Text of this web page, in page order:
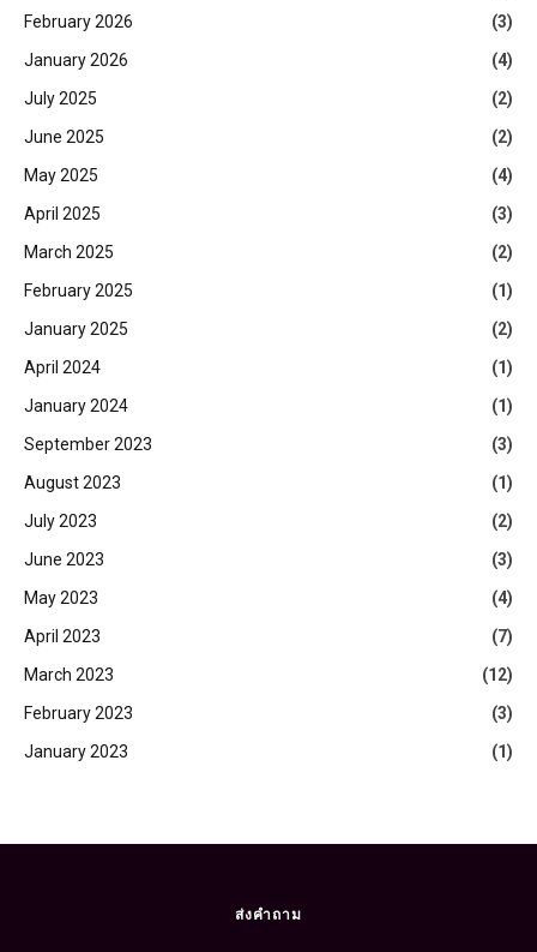
February 2026
(3)
January 2026
(4)
July 2025
(2)
June 2025
(2)
May 2025
(4)
April 2025
(3)
March 2025
(2)
February 2025
(1)
January 2025
(2)
April 2024
(1)
January 2024
(1)
September 2023
(3)
August 2023
(1)
July 2023
(2)
June 2023
(3)
May 2023
(4)
April 2023
(7)
March 2023
(12)
February 2023
(3)
January 2023
(1)
ส่งคำถาม